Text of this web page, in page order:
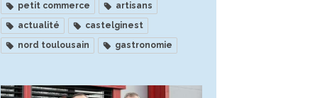
petit commerce
artisans
actualité
castelginest
nord toulousain
gastronomie